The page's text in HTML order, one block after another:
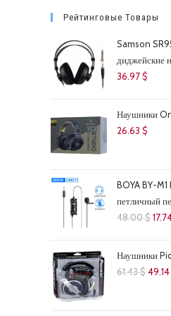
Рейтинговые Товары
Samson
диджейские
36.97$
Наушники
26.63 $
BOYA BY-
петличный
48.00$
Наушники
61.43$49.14